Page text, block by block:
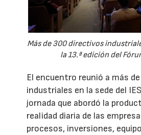
Más de 300 directivos
la 13.ª edición del
El encuentro reunió a más
industriales en la sede del
jornada que abordó la
realidad diaria de las
procesos, inversiones,